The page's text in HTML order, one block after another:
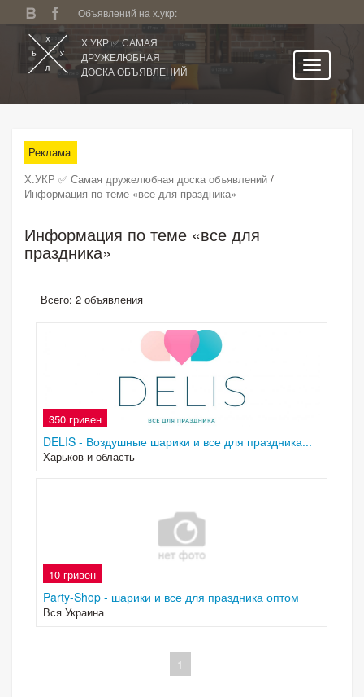
Объявлений на х.укр:
Х.УКР ✅ САМАЯ
ДРУЖЕЛЮБНАЯ
ДОСКА ОБЪЯВЛЕНИЙ
Все регионы
Категории
Избранное
Поиск по сайту
Реклама
Х.УКР ✅ Самая дружелюбная доска объявлений /
Информация по теме «все для праздника»
Информация по теме «все для
праздника»
Всего: 2 объявления
350 гривен
DELIS - Воздушные шарики и все для праздника...
Харьков и область
10 гривен
Party-Shop - шарики и все для праздника оптом
Вся Украина
1